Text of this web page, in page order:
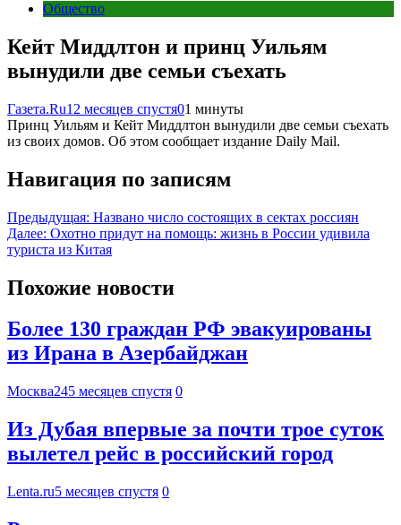
Общество
Кейт Миддлтон и принц Уильям
вынудили две семьи съехать
Газета.Ru12 месяцев спустя01 минуты
Принц Уильям и Кейт Миддлтон вынудили две семьи съехать
из своих домов. Об этом сообщает издание Daily Mail.
Навигация по записям
Предыдущая: Названо число состоящих в сектах россиян
Далее: Охотно придут на помощь: жизнь в России удивила
туриста из Китая
Похожие новости
Более 130 граждан РФ эвакуированы
из Ирана в Азербайджан
Москва245 месяцев спустя 0
Из Дубая впервые за почти трое суток
вылетел рейс в российский город
Lenta.ru5 месяцев спустя 0